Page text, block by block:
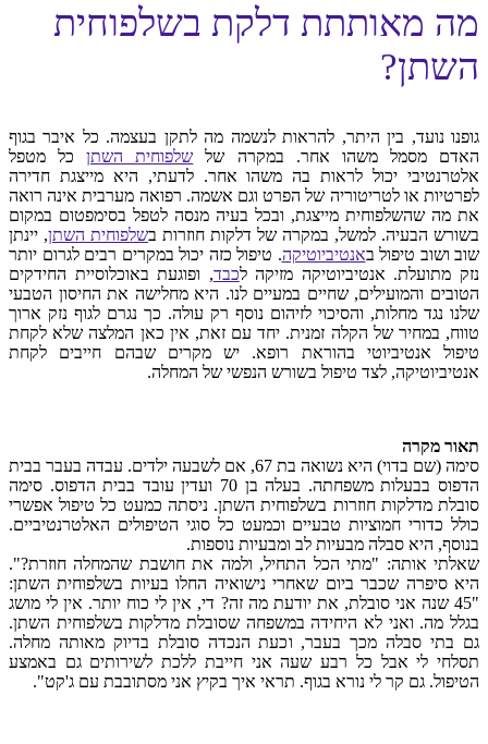
מה מאותתת דלקת בשלפוחית
השתן?
גופנו נועד, בין היתר, להראות לנשמה מה לתקן בעצמה. כל איבר בגוף
האדם מסמל משהו אחר. במקרה של שלפוחית השתןכל מטפל
אלטרנטיבי יכול לראות בה משהו אחר. לדעתי, היא מייצגת חדירה
לפרטיות או לטריטוריה של הפרט וגם אשמה. רפואה מערבית אינה רואה
את מה שהשלפוחית מייצגת, ובכל בעיה מנסה לטפל בסימפטום במקום
בשורש הבעיה. למשל, במקרה של דלקות חוזרות בשלפוחית השתן, יינתן
שוב ושוב טיפול באנטיביוטיקה. טיפול כזה יכול במקרים רבים לגרום יותר
נזק מתועלת. אנטיביוטיקה מזיקה לכבד, ופוגעת באוכלוסיית החידקים
הטובים והמועילים, שחיים במעיים לנו. היא מחלישה את החיסון הטבעי
שלנו נגד מחלות, והסיכוי לזיהום נוסף רק עולה. כך נגרם לגוף נזק ארוך
טווח, במחיר של הקלה זמנית. יחד עם זאת, אין כאן המלצה שלא לקחת
טיפול אנטיביוטי בהוראת רופא. יש מקרים שבהם חייבים לקחת
אנטיביוטיקה, לצד טיפול בשורש הנפשי של המחלה.
תאור מקרה
סימה (שם בדוי) היא נשואה בת 67, אם לשבעה ילדים. עבדה בעבר בבית
הדפוס בבעלות משפחתה. בעלה בן 70 ועדין עובד בבית הדפוס. סימה
סובלת מדלקות חוזרות בשלפוחית השתן. ניסתה כמעט כל טיפול אפשרי
כולל כדורי חמוציות טבעיים וכמעט כל סוגי הטיפולים האלטרנטיביים.
בנוסף, היא סבלה מבעיות לב ומבעיות נוספות.
שאלתי אותה: "מתי הכל התחיל, ולמה את חושבת שהמחלה חוזרת?".
היא סיפרה שכבר ביום שאחרי נישואיה החלו בעיות בשלפוחית השתן:
"45 שנה אני סובלת, את יודעת מה זה? די, אין לי כוח יותר. אין לי מושג
בגלל מה. ואני לא היחידה במשפחה שסובלת מדלקות בשלפוחית השתן.
גם בתי סבלה מכך בעבר, וכעת הנכדה סובלת בדיוק מאותה מחלה.
תסלחי לי אבל כל רבע שעה אני חייבת ללכת לשירותים גם באמצע
הטיפול. גם קר לי נורא בגוף. תראי איך בקיץ אני מסתובבת עם ג'קט".